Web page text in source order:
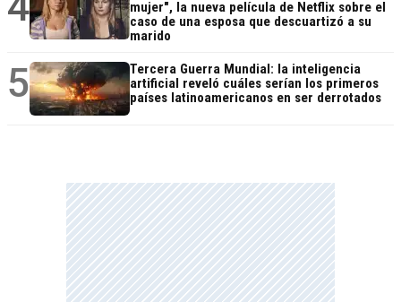
mujer", la nueva película de Netflix sobre el
caso de una esposa que descuartizó a su
marido
5
Tercera Guerra Mundial: la inteligencia
artificial reveló cuáles serían los primeros
países latinoamericanos en ser derrotados